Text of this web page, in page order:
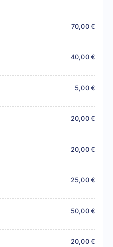
70,00 €
40,00 €
5,00 €
20,00 €
20,00 €
25,00 €
50,00 €
20,00 €